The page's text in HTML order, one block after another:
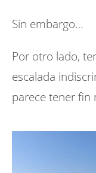
Sin embargo…
Por otro lado,
escalada
parece tener fin